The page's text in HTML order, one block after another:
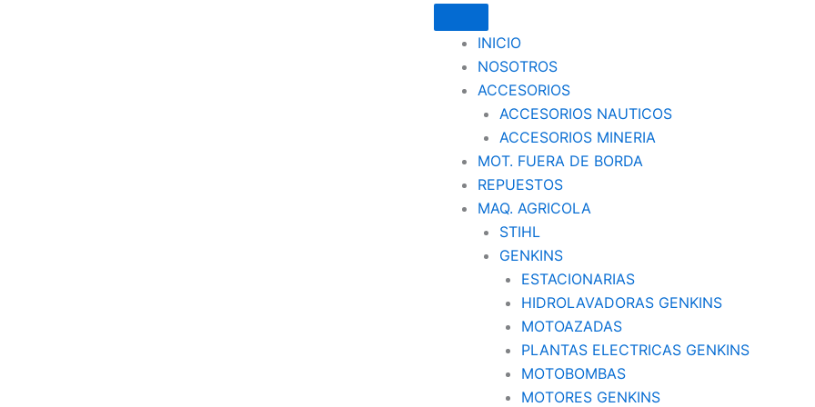
INICIO
NOSOTROS
ACCESORIOS
ACCESORIOS NAUTICOS
ACCESORIOS MINERIA
MOT. FUERA DE BORDA
REPUESTOS
MAQ. AGRICOLA
STIHL
GENKINS
ESTACIONARIAS
HIDROLAVADORAS GENKINS
MOTOAZADAS
PLANTAS ELECTRICAS GENKINS
MOTOBOMBAS
MOTORES GENKINS